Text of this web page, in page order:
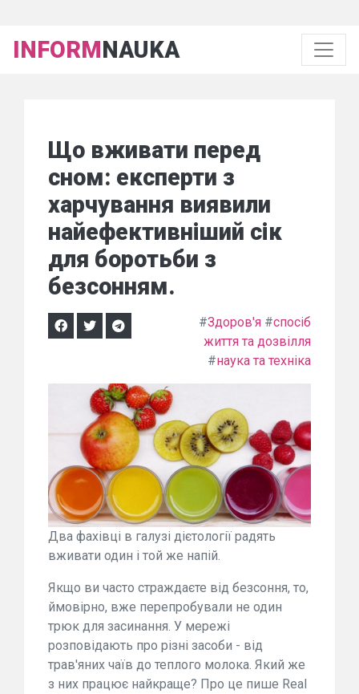
INFORMNAUKA
Що вживати перед
сном: експерти з
харчування виявили
найефективніший сік
для боротьби з
безсонням.
#Здоров'я #спосіб
життя та дозвілля
#наука та техніка
Два фахівці в галузі дієтології радять
вживати один і той же напій.
Якщо ви часто страждаєте від безсоння, то,
ймовірно, вже перепробували не один
трюк для засинання. У мережі
розповідають про різні засоби - від
трав'яних чаїв до теплого молока. Який же
з них працює найкраще? Про це пише Real